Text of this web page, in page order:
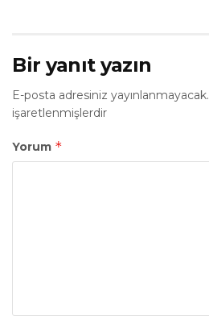
Bir yanıt yazın
E-posta adresiniz yayınlanmayacak.
işaretlenmişlerdir
Yorum *